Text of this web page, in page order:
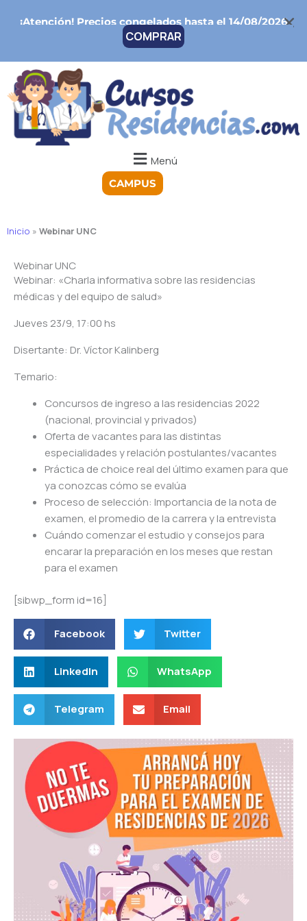
¡Atención!Precios congelados hasta el 14/08/2026
COMPRAR
Menú
CAMPUS
Inicio » Webinar UNC
Webinar UNC
Webinar: «Charla informativa sobre las residencias
médicas y del equipo de salud»
Jueves 23/9, 17:00 hs
Disertante: Dr. Víctor Kalinberg
Temario:
Concursos de ingreso a las residencias 2022
(nacional, provincial y privados)
Oferta de vacantes para las distintas
especialidades y relación postulantes/vacantes
Práctica de choice real del último examen para que
ya conozcas cómo se evalúa
Proceso de selección: Importancia de la nota de
examen, el promedio de la carrera y la entrevista
Cuándo comenzar el estudio y consejos para
encarar la preparación en los meses que restan
para el examen
[sibwp_form id=16]
Facebook Twitter
LinkedIn WhatsApp
Telegram Email